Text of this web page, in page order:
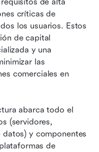
críticas de
los usuarios. Estos
de capital
y una
las
comerciales en
abarca todo el
(servidores,
y componentes
de